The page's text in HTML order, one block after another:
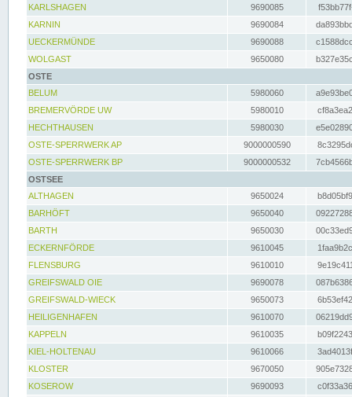
KARLSHAGEN
9690085
KARNIN
9690084
UECKERMÜNDE
9690088
WOLGAST
9650080
OSTE
BELUM
5980060
BREMERVÖRDE UW
5980010
HECHTHAUSEN
5980030
OSTE-SPERRWERK AP
9000000590
OSTE-SPERRWERK BP
9000000532
OSTSEE
ALTHAGEN
9650024
BARHÖFT
9650040
BARTH
9650030
ECKERNFÖRDE
9610045
FLENSBURG
9610010
GREIFSWALD OIE
9690078
GREIFSWALD-WIECK
9650073
HEILIGENHAFEN
9610070
KAPPELN
9610035
KIEL-HOLTENAU
9610066
KLOSTER
9670050
KOSEROW
9690093